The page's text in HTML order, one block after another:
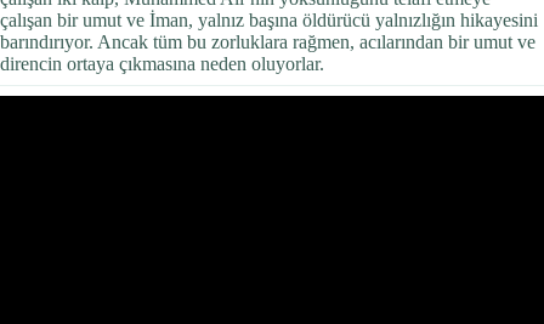
çalışan bir umut ve İman, yalnız başına öldürücü yalnızlığın hikayesini
barındırıyor. Ancak tüm bu zorluklara rağmen, acılarından bir umut ve
direncin ortaya çıkmasına neden oluyorlar.